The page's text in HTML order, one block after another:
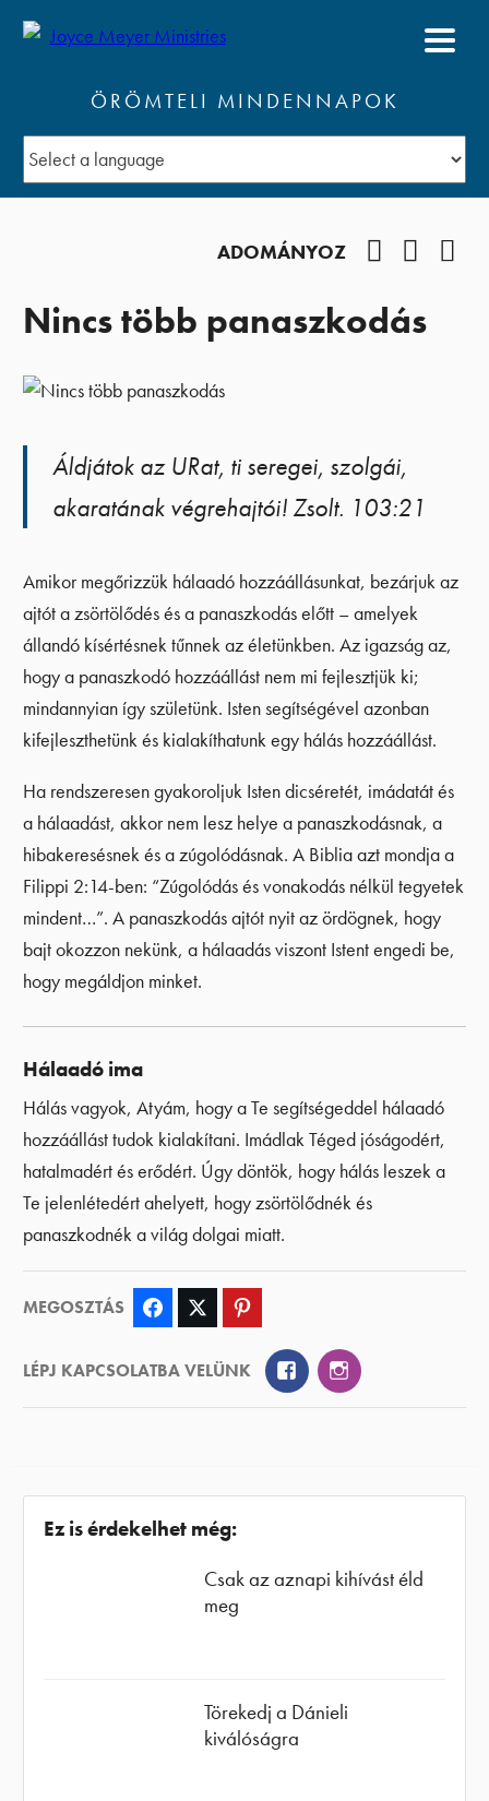
ÖRÖMTELI MINDENNAPOK
ADOMÁNYOZ
Nincs több panaszkodás
Áldjátok az URat, ti seregei, szolgái,
akaratának végrehajtói! Zsolt. 103:21
Amikor megőrizzük hálaadó hozzáállásunkat, bezárjuk az
ajtót a zsörtölődés és a panaszkodás előtt – amelyek
állandó kísértésnek tűnnek az életünkben. Az igazság az,
hogy a panaszkodó hozzáállást nem mi fejlesztjük ki;
mindannyian így születünk. Isten segítségével azonban
kifejleszthetünk és kialakíthatunk egy hálás hozzáállást.
Ha rendszeresen gyakoroljuk Isten dicséretét, imádatát és
a hálaadást, akkor nem lesz helye a panaszkodásnak, a
hibakeresésnek és a zúgolódásnak. A Biblia azt mondja a
Filippi 2:14-ben: “Zúgolódás és vonakodás nélkül tegyetek
mindent…”. A panaszkodás ajtót nyit az ördögnek, hogy
bajt okozzon nekünk, a hálaadás viszont Istent engedi be,
hogy megáldjon minket.
Hálaadó ima
Hálás vagyok, Atyám, hogy a Te segítségeddel hálaadó
hozzáállást tudok kialakítani. Imádlak Téged jóságodért,
hatalmadért és erődért. Úgy döntök, hogy hálás leszek a
Te jelenlétedért ahelyett, hogy zsörtölődnék és
panaszkodnék a világ dolgai miatt.
MEGOSZTÁS Facebook Twitter
LÉPJ KAPCSOLATBA VELÜNK FacebookInstagram
Ez is érdekelhet még:
Csak az aznapi kihívást éld
meg
Törekedj a Dánieli
kiválóságra